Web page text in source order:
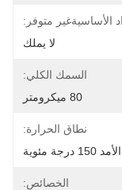
الأساسيةغير متوفر:
لا يملك
السمك الكلي:
80 ميكرومتر
نطاق الحرارة:
الخصائص: